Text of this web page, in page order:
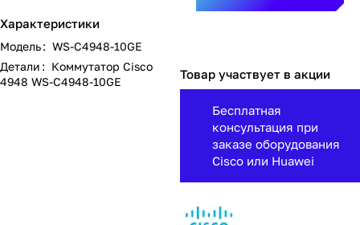
Характеристики
Модель: WS-C4948-10GE
Детали: Коммутатор Cisco
4948 WS-C4948-10GE
Товар участвует в акции
Бесплатная
консультация при
заказе оборудования
Cisco или Huawei